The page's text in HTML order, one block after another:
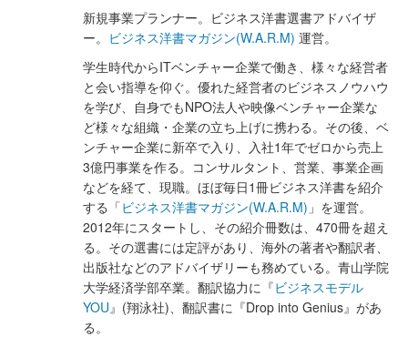
新規事業プランナー。ビジネス洋書選書アドバイザ
ー。 ビジネス洋書マガジン(W.A.R.M)運営。
学生時代からITベンチャー企業で働き、様々な経営者
と会い指導を仰ぐ。優れた経営者のビジネスノウハウ
を学び、自身でもNPO法人や映像ベンチャー企業な
ど様々な組織・企業の立ち上げに携わる。その後、ベ
ンチャー企業に新卒で入り、入社1年でゼロから売上
3億円事業を作る。コンサルタント、営業、事業企画
などを経て、現職。ほぼ毎日1冊ビジネス洋書を紹介
する「ビジネス洋書マガジン(W.A.R.M) 」を運営。
2012年にスタートし、その紹介冊数は、470冊を超え
る。その選書には定評があり、海外の著者や翻訳者、
出版社などのアドバイザリーも務めている。青山学院
大学経済学部卒業。翻訳協力に『ビジネスモデル
YOU 』(翔泳社)、翻訳書に『Drop into Genius』があ
る。